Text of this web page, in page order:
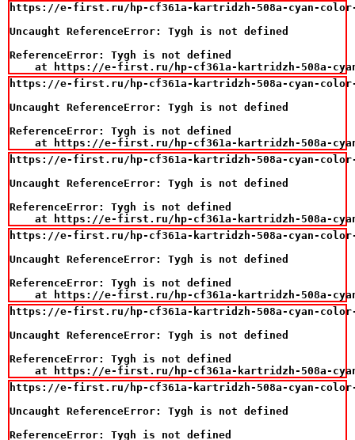
https://e-first.ru/hp-cf361a-kartridzh-508a-cyan-color-
Uncaught ReferenceError: Tygh is not defined
ReferenceError: Tygh is not defined
at https://e-first.ru/hp-cf361a-kartridzh-508a-
https://e-first.ru/hp-cf361a-kartridzh-508a-cyan-color-
Uncaught ReferenceError: Tygh is not defined
ReferenceError: Tygh is not defined
at https://e-first.ru/hp-cf361a-kartridzh-508a-
https://e-first.ru/hp-cf361a-kartridzh-508a-cyan-color-
Uncaught ReferenceError: Tygh is not defined
ReferenceError: Tygh is not defined
at https://e-first.ru/hp-cf361a-kartridzh-508a-
https://e-first.ru/hp-cf361a-kartridzh-508a-cyan-color-
Uncaught ReferenceError: Tygh is not defined
ReferenceError: Tygh is not defined
at https://e-first.ru/hp-cf361a-kartridzh-508a-
https://e-first.ru/hp-cf361a-kartridzh-508a-cyan-color-
Uncaught ReferenceError: Tygh is not defined
ReferenceError: Tygh is not defined
at https://e-first.ru/hp-cf361a-kartridzh-508a-
https://e-first.ru/hp-cf361a-kartridzh-508a-cyan-color-
Uncaught ReferenceError: Tygh is not defined
ReferenceError: Tygh is not defined